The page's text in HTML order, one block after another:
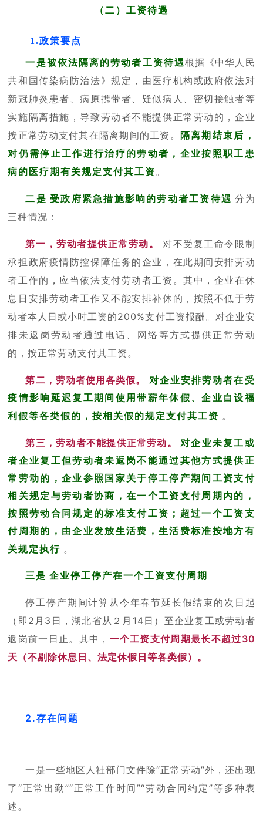
（二）工资待遇
1.政策要点
一是被依法隔离的劳动者工资待遇根据《中华人民
共和国传染病防治法》规定，由医疗机构或政府依法对
新冠肺炎患者、病原携带者、疑似病人、密切接触者等
实施隔离措施，导致劳动者不能提供正常劳动的，企业
按正常劳动支付其在隔离期间的工资。 隔离期结束后，
对仍需停止工作进行治疗的劳动者，企业按照职工患
病的医疗期有关规定支付其工资 。
二是 受政府紧急措施影响的劳动者工资待遇 分为
三种情况：
第一，劳动者提供正常劳动。
对不受复工命令限制
承担政府疫情防控保障任务的企业，在此期间安排劳动
者工作的，应当依法支付劳动者工资。其中，企业在休
息日安排劳动者工作又不能安排补休的，按照不低于劳
动者本人日或小时工资的200%支付工资报酬。对企业安
排未返岗劳动者通过电话、网络等方式提供正常劳动
的，按正常劳动支付其工资。
第二，劳动者使用各类假。
对企业安排劳动者在受
疫情影响延迟复工期间使用带薪年休假、企业自设福
利假等各类假的，按相关假的规定支付其工资 。
第三，劳动者不能提供正常劳动。
对企业未复工或
者企业复工但劳动者未返岗不能通过其他方式提供正
常劳动的，企业参照国家关于停工停产期间工资支付
相关规定与劳动者协商，在一个工资支付周期内的，
按照劳动合同规定的标准支付工资；超过一个工资支
付周期的，由企业发放生活费，生活费标准按地方有
关规定执行 。
三是 企业停工停产在一个工资支付周期
停工停产期间计算从今年春节延长假结束的次日起
（即2月3日，湖北省从２月14日）至企业复工或劳动者
返岗前一日止。其中， 一个工资支付周期最长不超过30
天（不剔除休息日、法定休假日等各类假）。
2.存在问题
一是一些地区人社部门文件除“正常劳动”外，还出现
了“正常出勤”“正常工作时间”“劳动合同约定”等多种表
述。